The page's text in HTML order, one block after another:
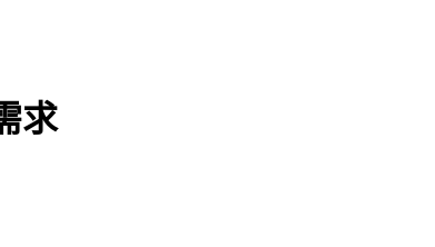
求